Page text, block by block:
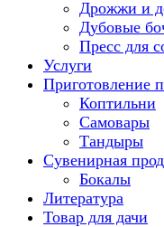
Дрожжи и
Дубовые
Пресс для
Услуги
Приготовление
Коптильни
Самовары
Тандыры
Сувенирная
Бокалы
Литература
Товар для дачи